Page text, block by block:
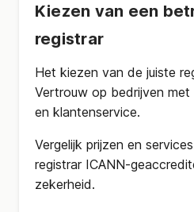
Kiezen van een
registrar
Het kiezen van de juiste
Vertrouw op bedrijven
en klantenservice.
Vergelijk prijzen en
registrar ICANN-
zekerheid.